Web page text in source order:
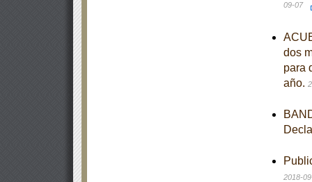
09-07
dos
para
año.
2018-